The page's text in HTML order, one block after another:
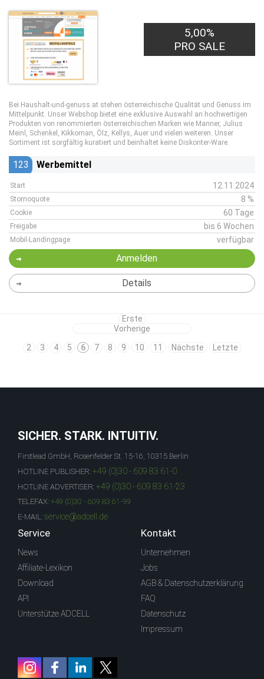
5,00%
PRO SALE
Bei Haushalt-und-genuss.at stehen österreichische Qualität und Genuss im
Mittelpunkt. Unser Webshop bietet eine exklusive Auswahl an hochwertigen
Produkten von renommierten österreichischen Marken wie Manner, Julius
Meinl, Schenkel, Kikkoman, Ölz, Kellys, Auer und vielen weiteren. Unser
Sortiment ist sorgfältig kuratiert und beinhaltet keine Diskonter-Ware.
123 Werbemittel
Start 12.11.2024
Stornoquote 8 %
Cookie 60 Tage
Freigabe bis 6 Wochen
Mobil-Landingpage verfügbar
Anmelden
Details
Erste
Vorherige
2
3 4 5 6 7 8 9 10 11 Nächste Letzte
SICHER. STARK. INTUITIV.
Firstlead GmbH, Rosenfelder St. 15-16, 10315 Berlin
HOTLINE PUBLISHER: +49 (0)30 - 609 83 61-0
HOTLINE ADVERTISER: +49 (0)30 - 609 83 61-23
TELEFAX: +49 (0)30 - 609 83 61-99
E-MAIL: service@adcell.de
Service
News
Affiliate-Lexikon
Download
API
Unterstütze ADCELL
Kontakt
Unternehmen
Jobs
AGB & Datenschutzerklärung
FAQ
Datenschutz
Impressum